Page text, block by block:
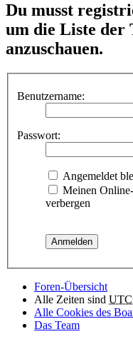
Du musst
um die Liste der
anzuschauen.
Benutzername:
Passwort:
Angemeldet
Meinen
verbergen
Foren-Übersicht
Alle Zeiten sind
Alle Cookies des
Das Team